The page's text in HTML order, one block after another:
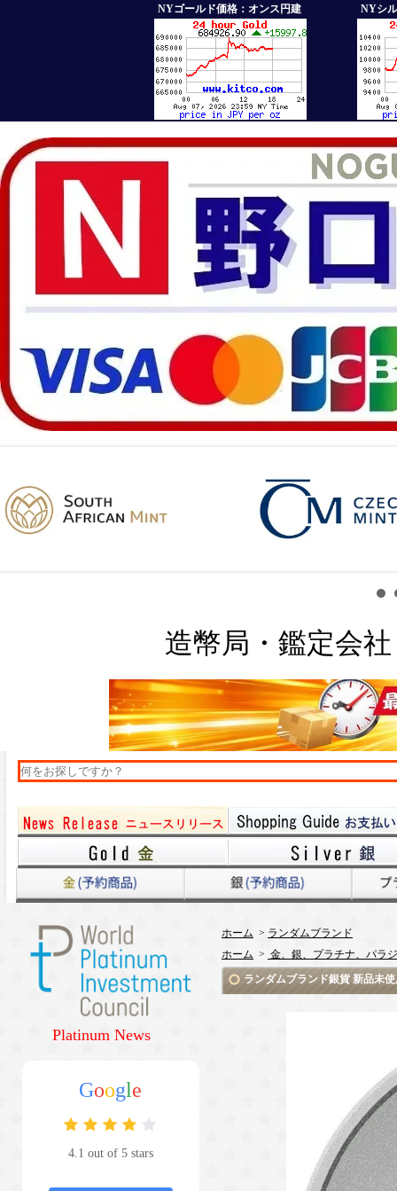
NYゴールド価格：オンス円建 NYシ
造幣局・鑑定会
Platinum News
Google
4.1 out of 5 stars
ホーム > ランダムブランド
ホーム > 金、銀、プラチナ、パラ
ランダムブランド銀貨 新品未